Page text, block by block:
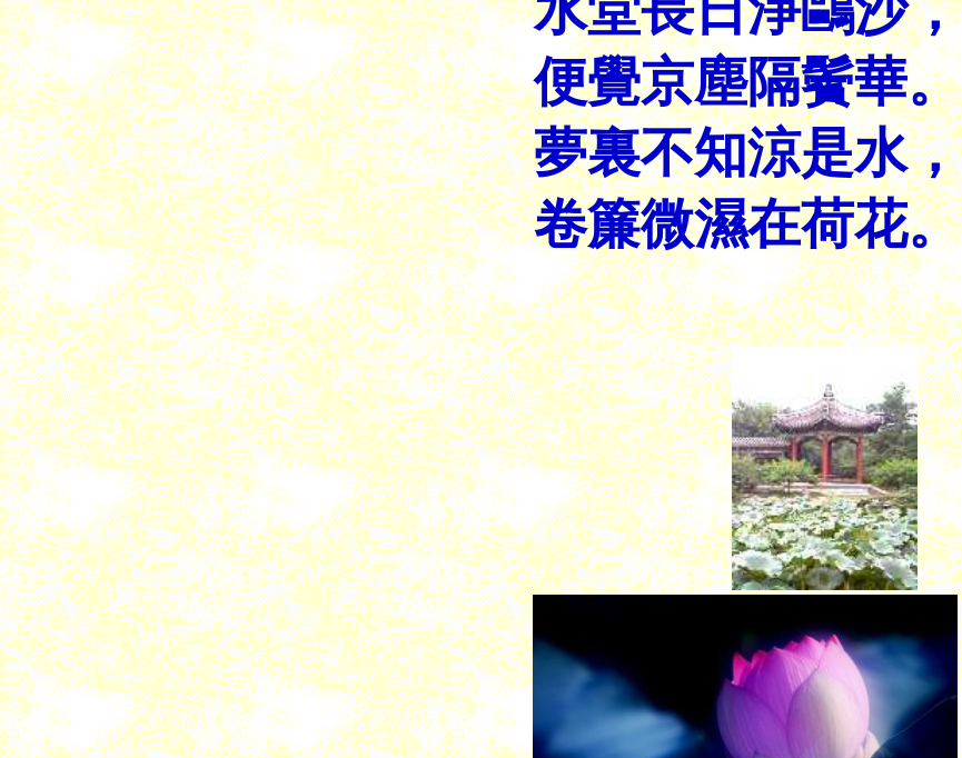
便覺京塵隔鬢華。
夢裏不知涼是水，
卷簾微濕在荷花。